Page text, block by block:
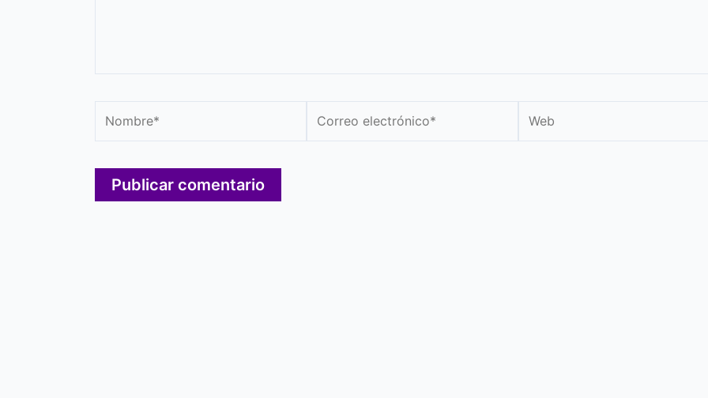
electrónico*